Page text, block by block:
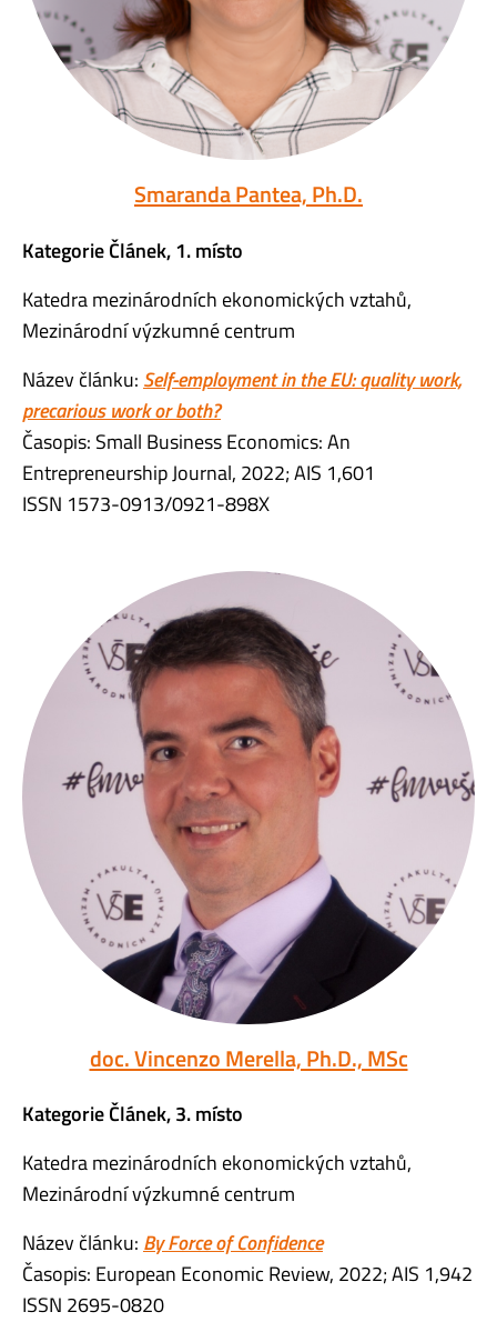
Smaranda Pantea, Ph.D.
Kategorie Článek, 1. místo
Katedra mezinárodních ekonomických vztahů,
Mezinárodní výzkumné centrum
Název článku: Self-employment in the EU: quality work,
precarious work or both?
Časopis: Small Business Economics: An
Entrepreneurship Journal, 2022; AIS 1,601
ISSN 1573-0913/0921-898X
doc. Vincenzo Merella, Ph.D., MSc
Kategorie Článek, 3. místo
Katedra mezinárodních ekonomických vztahů,
Mezinárodní výzkumné centrum
Název článku: By Force of Confidence
Časopis: European Economic Review, 2022; AIS 1,942
ISSN 2695-0820